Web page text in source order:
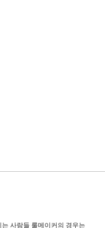
사람들 룰메이커의 경우는